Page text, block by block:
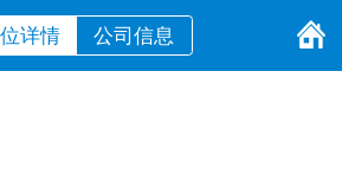
详情 公司信息